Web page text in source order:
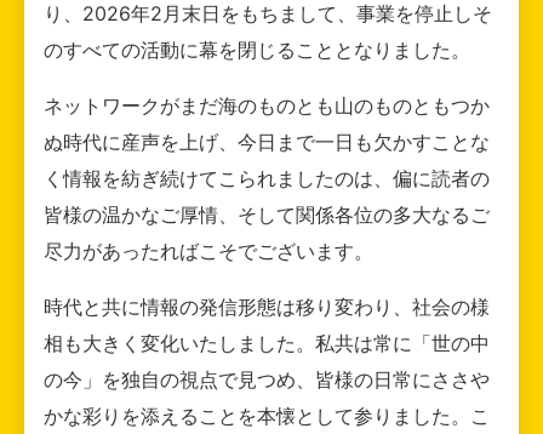
り、2026年2月末日をもちまして、事業を停止しそ
のすべての活動に幕を閉じることとなりました。
ネットワークがまだ海のものとも山のものともつか
ぬ時代に産声を上げ、今日まで一日も欠かすことな
く情報を紡ぎ続けてこられましたのは、偏に読者の
皆様の温かなご厚情、そして関係各位の多大なるご
尽力があったればこそでございます。
時代と共に情報の発信形態は移り変わり、社会の様
相も大きく変化いたしました。私共は常に「世の中
の今」を独自の視点で見つめ、皆様の日常にささや
かな彩りを添えることを本懐として参りました。こ